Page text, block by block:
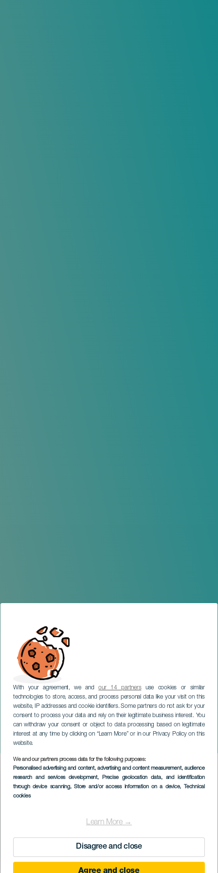
With your agreement, we andour 14 partnersuse cookies or similar
technologies to store, access, and process personal data like your visit on this
website, IP addresses and cookie identifiers. Some partners do not ask for your
consent to process your data and rely on their legitimate business interest. You
can withdraw your consent or object to data processing based on legitimate
interest at any time by clicking on “Learn More” or in our Privacy Policy on this
website.
We and our partners process data for the following purposes:
Personalised advertising and content, advertising and content measurement, audience
research and services development, Precise geolocation data, and identification
through device scanning, Store and/or access information on a device, Technical
cookies
Learn More →
Disagree and close
Carnival Arrecife
LANZAROTE
Imagen
Listado